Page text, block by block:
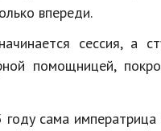
Авто, мото
Дом и сад
Спорт и фитнес
впереди.
сессия, а
помощницей,
сама